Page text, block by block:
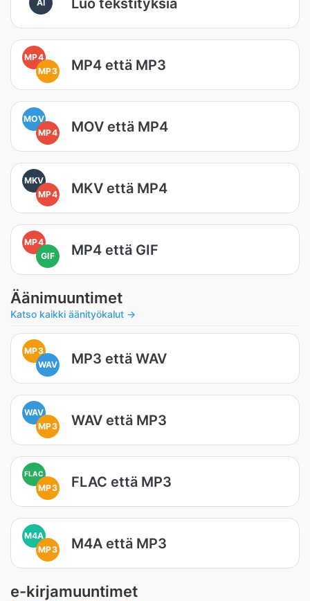
MP4
MP3
MP4 että MP3
MOV
MP4
MOV että MP4
MKV
MP4
MKV että MP4
MP4
GIF
MP4 että GIF
Äänimuuntimet
Katso kaikki äänityökalut →
MP3
WAV
MP3 että WAV
WAV
MP3
WAV että MP3
FLAC
MP3 FLAC että MP3
M4A
MP3
M4A että MP3
e-kirjamuuntimet